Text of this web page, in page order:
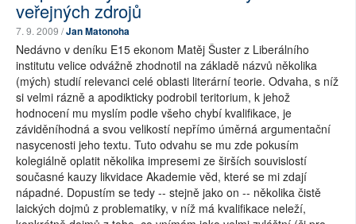
veřejných zdrojů
7. 9. 2009 /Jan Matonoha
Nedávno v deníku E15 ekonom Matěj Šuster z Liberálního
institutu velice odvážně zhodnotil na základě názvů několika
(mých) studií relevanci celé oblasti literární teorie. Odvaha, s níž
si velmi rázně a apodikticky podrobil teritorium, k jehož
hodnocení mu myslím podle všeho chybí kvalifikace, je
záviděníhodná a svou velikostí nepřímo úměrná argumentační
nasycenosti jeho textu. Tuto odvahu se mu zde pokusím
kolegiálně oplatit několika impresemi ze širších souvislostí
současné kauzy likvidace Akademie věd, které se mi zdají
nápadné. Dopustím se tedy -- stejně jako on -- několika čistě
laických dojmů z problematiky, v níž má kvalifikace neleží,